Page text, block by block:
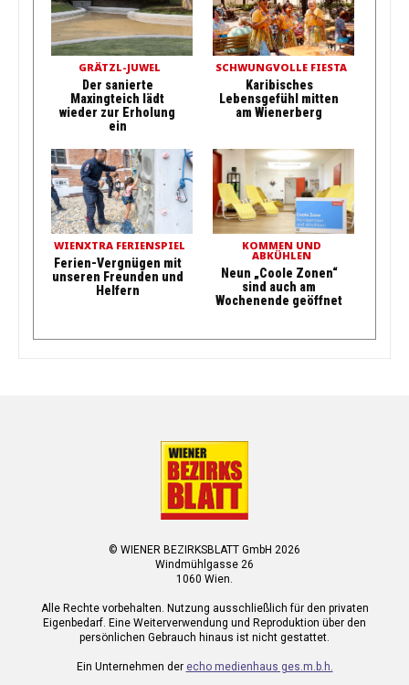
GRÄTZL-JUWEL
Der sanierte
Maxingteich lädt
wieder zur Erholung
ein
SCHWUNGVOLLE FIESTA
Karibisches
Lebensgefühl mitten
am Wienerberg
WIENXTRA FERIENSPIEL
Ferien-Vergnügen mit
unseren Freunden und
Helfern
KOMMEN UND
ABKÜHLEN
Neun „Coole Zonen“
sind auch am
Wochenende geöffnet
© WIENER BEZIRKSBLATT GmbH 2026
Windmühlgasse 26
1060 Wien.
Alle Rechte vorbehalten. Nutzung ausschließlich für den privaten
Eigenbedarf. Eine Weiterverwendung und Reproduktion über den
persönlichen Gebrauch hinaus ist nicht gestattet.
Ein Unternehmen der echo medienhaus ges.m.b.h.